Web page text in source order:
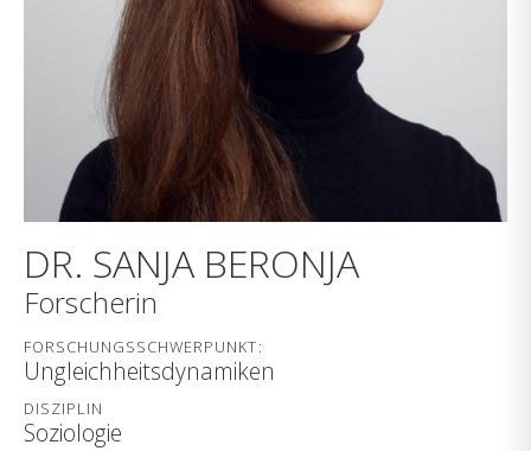
DR. SANJA BERONJA
Forscherin
FORSCHUNGSSCHWERPUNKT:
Ungleichheitsdynamiken
DISZIPLIN
Soziologie